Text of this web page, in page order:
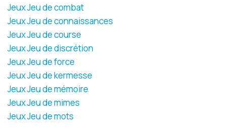
Jeux Jeu de combat
Jeux Jeu de connaissances
Jeux Jeu de course
Jeux Jeu de discrétion
Jeux Jeu de force
Jeux Jeu de kermesse
Jeux Jeu de mémoire
Jeux Jeu de mimes
Jeux Jeu de mots